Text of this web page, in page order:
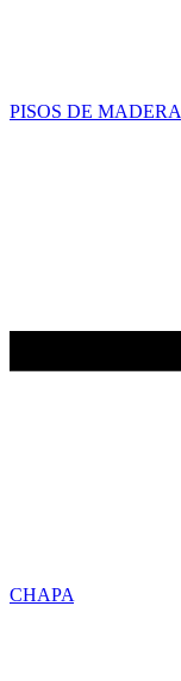
PISOS DE MADERA
CHAPA